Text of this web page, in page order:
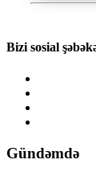
Bizi sosial
Gündəmdə